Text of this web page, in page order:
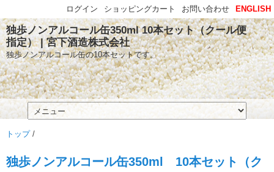
独歩ノンアルコール缶350ml 10本セット（クール便
指定） | 宮下酒造株式会社
独歩ノンアルコール缶の10本セットです。
トップ/
独歩ノンアルコール缶350ml 10本セット（ク
ENGLISH
お問い合わせ
ショッピングカート
ログイン